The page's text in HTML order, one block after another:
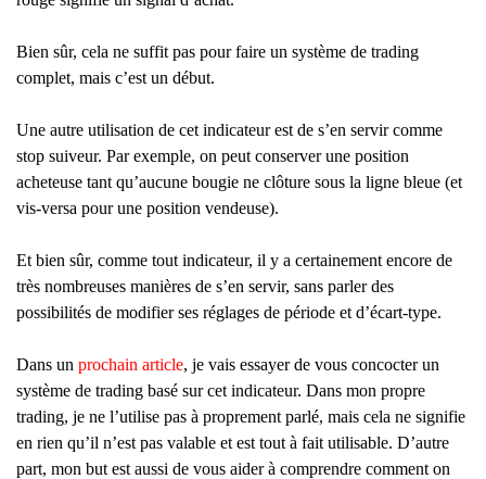
Bien sûr, cela ne suffit pas pour faire un système de trading
complet, mais c’est un début.
Une autre utilisation de cet indicateur est de s’en servir comme
stop suiveur. Par exemple, on peut conserver une position
acheteuse tant qu’aucune bougie ne clôture sous la ligne bleue (et
vis-versa pour une position vendeuse).
Et bien sûr, comme tout indicateur, il y a certainement encore de
très nombreuses manières de s’en servir, sans parler des
possibilités de modifier ses réglages de période et d’écart-type.
Dans un prochain article, je vais essayer de vous concocter un
système de trading basé sur cet indicateur. Dans mon propre
trading, je ne l’utilise pas à proprement parlé, mais cela ne signifie
en rien qu’il n’est pas valable et est tout à fait utilisable. D’autre
part, mon but est aussi de vous aider à comprendre comment on